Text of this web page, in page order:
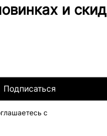
и
Подписаться
с